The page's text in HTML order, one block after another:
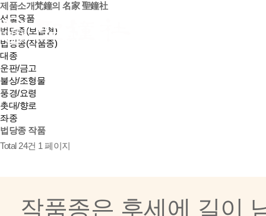
제품소개梵鐘의 名家 聖鐘社
선물용품
법당종(보급형)
법당종(작품종)
대종
운판/금고
불상/조형물
풍경/요령
촛대/향로
좌종
법당종 작품
Total 24건 1 페이지
작품종은 후세에 길이